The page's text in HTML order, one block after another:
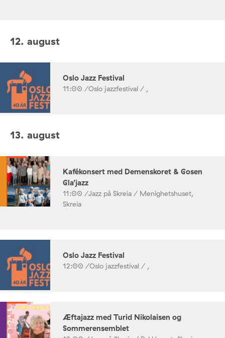
12. august
Oslo Jazz Festival
11:00 /Oslo jazzfestival / ,
13. august
Kafékonsert med Demenskoret & Gosen
Gla’jazz
11:00 /Jazz på Skreia / Menighetshuset,
Skreia
Oslo Jazz Festival
12:00 /Oslo jazzfestival / ,
Æftajazz med Turid Nikolaisen og
Sommerensemblet